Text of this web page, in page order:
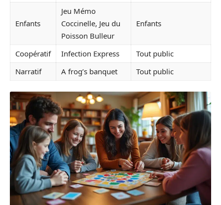
Enfants
Jeu Mémo
Coccinelle, Jeu du
Poisson Bulleur
Enfants
Coopératif Infection Express
Tout public
Narratif
A frog’s banquet Tout public